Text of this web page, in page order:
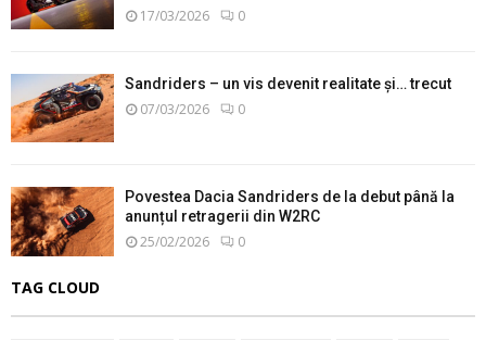
17/03/2026 0
Sandriders – un vis devenit realitate și… trecut
07/03/2026 0
Povestea Dacia Sandriders de la debut până la
anunțul retragerii din W2RC
25/02/2026 0
TAG CLOUD